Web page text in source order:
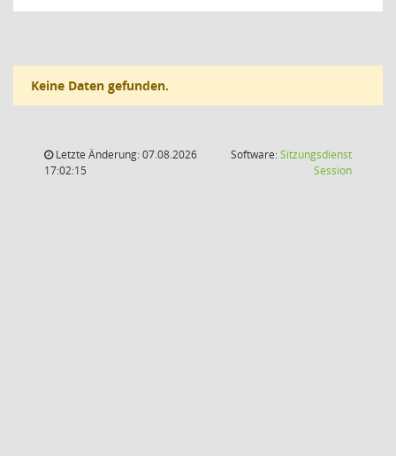
Keine Daten gefunden.
Letzte Änderung: 07.08.2026
17:02:15
Software:Sitzungsdienst
Session(Wird in